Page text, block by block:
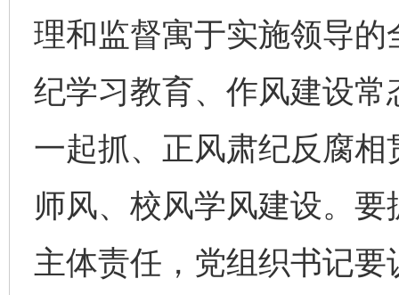
理和监督寓于实施领导
纪学习教育、作风建设
一起抓、正风肃纪反腐
师风、校风学风建设。
主体责任，党组织书记